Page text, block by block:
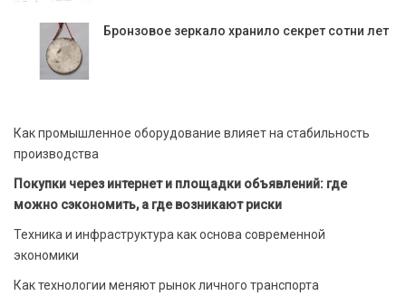
Бронзовое зеркало хранило секрет сотни лет
Как промышленное оборудование влияет на стабильность
производства
Покупки через интернет и площадки объявлений: где
можно сэкономить, а где возникают риски
Техника и инфраструктура как основа современной
экономики
Как технологии меняют рынок личного транспорта